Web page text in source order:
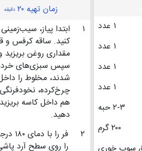
۱ عدد
۱ عدد
۱ عدد
۱ عدد
۲-۳ حبه
۲۰۰ گرم
زمان تهیه ۲۰ دقیقه
۱
ابتدا پیاز،
کنید. ساقه کرفس و
مقداری روغن بریزید
سپس سبزی‌های
شدند، مخلوط را
چرخ‌کرده،
هم داخل کاسه
دهید.
۲
فر
را روی سطح آرد